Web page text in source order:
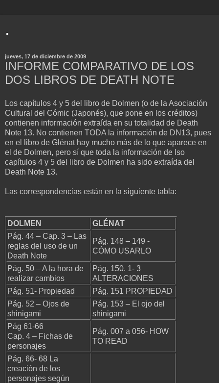
.
jueves, 17 de diciembre de 2009
INFORME COMPARATIVO DE LOS
DOS LIBROS DE DEATH NOTE
Los capítulos 4 y 5 del libro de Dolmen (o de la Asociación
Cultural del Cómic (Japonés), que pone en los créditos)
contienen información extraída en su totalidad de Death
Note 13. No contienen TODA la información de DN13, pues
en el libro de Glénat hay mucho más de lo que aparece en
el de Dolmen, pero sí que toda la información de lso
capítulos 4 y 5 del libro de Dolmen ha sido extraída del
Death Note 13.
Las correspondencias están en la siguiente tabla:
DOLMEN
GLÉNAT
Pág. 44 – Cap. 3 – Las
reglas del uso de un
Death Note
Pág. 148 – 149 -
CÓMO USARLO
Pág. 50 – A la hora de
realizar cambios
Pág. 150. 1- 3
ALTERACIONES
Pág. 51- Propiedad
Pág. 151 PROPIEDAD
Pág. 52 – Ojos de
shinigami
Pág. 153 – El ojo del
shinigami
Pág 61-66
Cap. 4 – Fichas de
personajes
Pág. 007 a 056- HOW
TO READ
Pág. 66- 68 La
creación de los
personajes según